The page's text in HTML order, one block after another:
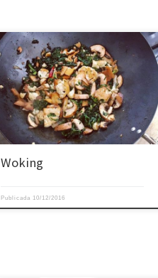
Woking
Publicada 10/12/2016